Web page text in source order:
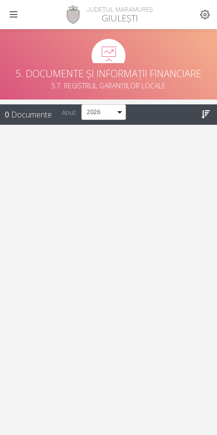
JUDEȚUL MARAMUREȘ
GIULEȘTI
5. DOCUMENTE ȘI INFORMAȚII FINANCIARE
5.7. REGISTRUL GARANȚIILOR LOCALE
0 Documente Anul: